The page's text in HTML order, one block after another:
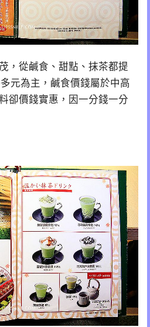
，從鹹食、甜點、抹茶都提
元為主，鹹食價錢屬於中高
卻價錢實惠，因一分錢一分